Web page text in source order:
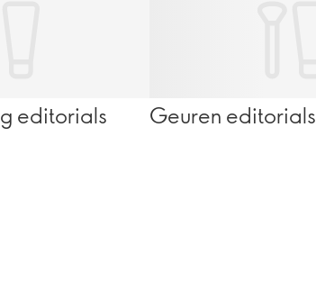
editorials Geuren editorials